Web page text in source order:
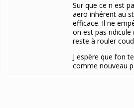
Sur que ce n est
aero inhérent au
efficace. Il ne
on est pas ridicule
reste à rouler
J espère que l’on
comme nouveau